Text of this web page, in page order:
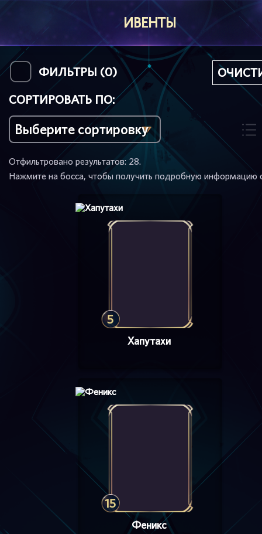
ИВЕНТЫ
ФИЛЬТРЫ (0)
СОРТИРОВАТЬ ПО:
Отфильтровано результатов: 28.
Нажмите на босса, чтобы получить подробную информацию
5
Хапутахи
15
Феникс